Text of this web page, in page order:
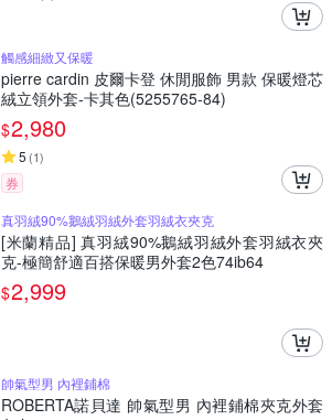
觸感細緻又保暖
pierre cardin 皮爾卡登 休閒服飾 男款 保暖燈芯
絨立領外套-卡其色(5255765-84)
$2,980
5 (1)
券
真羽絨90%鵝絨羽絨外套羽絨衣夾克
[米蘭精品] 真羽絨90%鵝絨羽絨外套羽絨衣夾
克-極簡舒適百搭保暖男外套2色74ib64
$2,999
帥氣型男 內裡鋪棉
ROBERTA諾貝達 帥氣型男 內裡鋪棉夾克外套